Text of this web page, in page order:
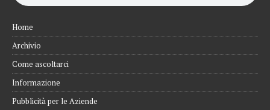
Home
Archivio
Come ascoltarci
Informazione
Pubblicità per le Aziende